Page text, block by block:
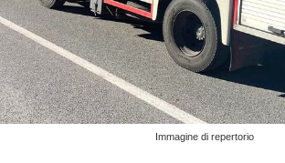
Immagine di repertorio